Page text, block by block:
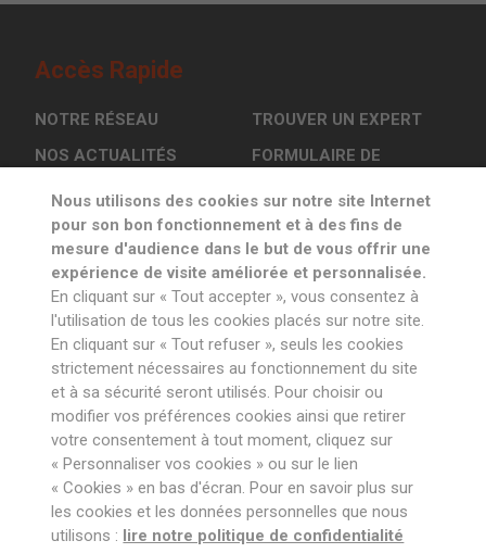
Accès Rapide
NOTRE RÉSEAU
NOS ACTUALITÉS
L’OSCI EN ACTION
TROUVER UN EXPERT
FORMULAIRE DE
CONTACT
Inscrivez-vous à la newsletter
Suivez notreactualité sur
Crédits : La Jungle
Nous utilisons des cookies sur notre site Internet
pour son bon fonctionnement et à des fins de
mesure d'audience dans le but de vous offrir une
expérience de visite améliorée et personnalisée.
En cliquant sur « Tout accepter », vous consentez à
l'utilisation de tous les cookies placés sur notre site.
En cliquant sur « Tout refuser », seuls les cookies
strictement nécessaires au fonctionnement du site
et à sa sécurité seront utilisés. Pour choisir ou
modifier vos préférences cookies ainsi que retirer
votre consentement à tout moment, cliquez sur
« Personnaliser vos cookies » ou sur le lien
« Cookies » en bas d'écran. Pour en savoir plus sur
les cookies et les données personnelles que nous
utilisons : lire notre politique de confidentialité